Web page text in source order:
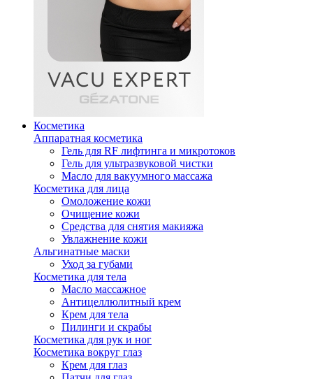
Косметика
Аппаратная косметика
Гель для RF лифтинга и микротоков
Гель для ультразвуковой чистки
Масло для вакуумного массажа
Косметика для лица
Омоложение кожи
Очищение кожи
Средства для снятия макияжа
Увлажнение кожи
Альгинатные маски
Уход за губами
Косметика для тела
Масло массажное
Антицеллюлитный крем
Крем для тела
Пилинги и скрабы
Косметика для рук и ног
Косметика вокруг глаз
Крем для глаз